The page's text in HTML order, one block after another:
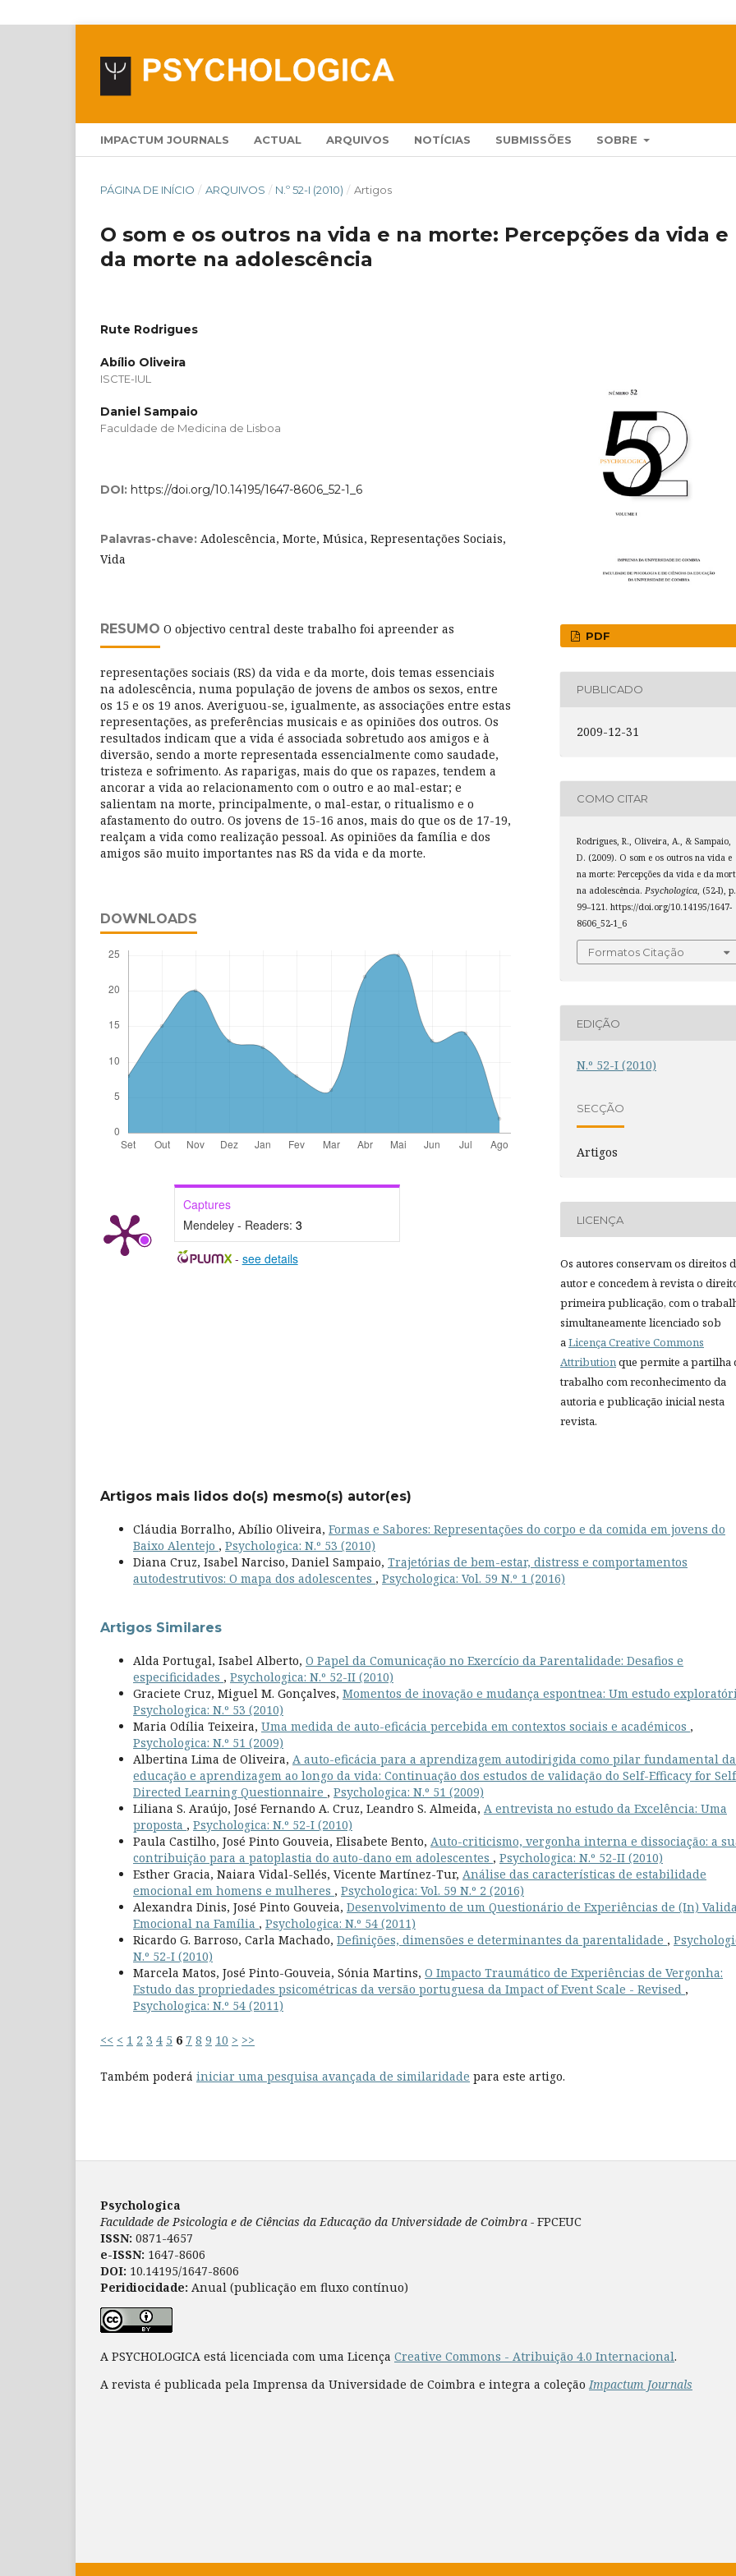
IMPACTUM JOURNALS ACTUAL ARQUIVOS NOTÍCIAS SUBMISSÕES SOBRE
PÁGINA DE INÍCIO / ARQUIVOS / N.º 52-I (2010) / Artigos
O som e os outros na vida e na morte: Percepções da vida e
da morte na adolescência
Rute Rodrigues
Abílio Oliveira
ISCTE-IUL
Daniel Sampaio
Faculdade de Medicina de Lisboa
DOI: https://doi.org/10.14195/1647-8606_52-1_6
Palavras-chave: Adolescência, Morte, Música, Representações Sociais,
Vida
RESUMO O objectivo central deste trabalho foi apreender as
representações sociais (RS) da vida e da morte, dois temas essenciais
na adolescência, numa população de jovens de ambos os sexos, entre
os 15 e os 19 anos. Averiguou-se, igualmente, as associações entre estas
representações, as preferências musicais e as opiniões dos outros. Os
resultados indicam que a vida é associada sobretudo aos amigos e à
diversão, sendo a morte representada essencialmente como saudade,
tristeza e sofrimento. As raparigas, mais do que os rapazes, tendem a
ancorar a vida ao relacionamento com o outro e ao mal-estar; e
salientam na morte, principalmente, o mal-estar, o ritualismo e o
afastamento do outro. Os jovens de 15-16 anos, mais do que os de 17-19,
realçam a vida como realização pessoal. As opiniões da família e dos
amigos são muito importantes nas RS da vida e da morte.
DOWNLOADS
Captures
Mendeley - Readers: 3
- see details
PDF
PUBLICADO
2009-12-31
COMO CITAR
Rodrigues, R., Oliveira, A., & Sampaio,
D. (2009). O som e os outros na vida e
na morte: Percepções da vida e da
na adolescência. Psychologica , (52-I), p.
99–121. https://doi.org/10.14195/1647-
8606_52-1_6
Formatos Citação
EDIÇÃO
N.º 52-I (2010)
SECÇÃO
Artigos
LICENÇA
Os autores conservam os direitos
autor e concedem à revista o
primeira publicação, com o
simultaneamente licenciado sob
aLicença Creative Commons
Attributionque permite a partilha
trabalho com reconhecimento da
autoria e publicação inicial nesta
revista.
Artigos mais lidos do(s) mesmo(s) autor(es)
Cláudia Borralho, Abílio Oliveira, Formas e Sabores: Representações do corpo e da comida em jovens do
Baixo Alentejo , Psychologica: N.º 53 (2010)
Diana Cruz, Isabel Narciso, Daniel Sampaio, Trajetórias de bem-estar, distress e comportamentos
autodestrutivos: O mapa dos adolescentes , Psychologica: Vol. 59 N.º 1 (2016)
Artigos Similares
Alda Portugal, Isabel Alberto, O Papel da Comunicação no Exercício da Parentalidade: Desafios e
especificidades , Psychologica: N.º 52-II (2010)
Graciete Cruz, Miguel M. Gonçalves, Momentos de inovação e mudança espontnea: Um estudo
Psychologica: N.º 53 (2010)
Maria Odília Teixeira, Uma medida de auto-eficácia percebida em contextos sociais e académicos ,
Psychologica: N.º 51 (2009)
Albertina Lima de Oliveira, A auto-eficácia para a aprendizagem autodirigida como pilar fundamental da
educação e aprendizagem ao longo da vida: Continuação dos estudos de validação do Self-Efficacy for
Directed Learning Questionnaire , Psychologica: N.º 51 (2009)
Liliana S. Araújo, José Fernando A. Cruz, Leandro S. Almeida, A entrevista no estudo da Excelência: Uma
proposta , Psychologica: N.º 52-I (2010)
Paula Castilho, José Pinto Gouveia, Elisabete Bento, Auto-criticismo, vergonha interna e dissociação: a
contribuição para a patoplastia do auto-dano em adolescentes , Psychologica: N.º 52-II (2010)
Esther Gracia, Naiara Vidal-Sellés, Vicente Martínez-Tur, Análise das características de estabilidade
emocional em homens e mulheres , Psychologica: Vol. 59 N.º 2 (2016)
Alexandra Dinis, José Pinto Gouveia, Desenvolvimento de um Questionário de Experiências de (In)
Emocional na Família , Psychologica: N.º 54 (2011)
Ricardo G. Barroso, Carla Machado, Definições, dimensões e determinantes da parentalidade ,
N.º 52-I (2010)
Marcela Matos, José Pinto-Gouveia, Sónia Martins, O Impacto Traumático de Experiências de Vergonha:
Estudo das propriedades psicométricas da versão portuguesa da Impact of Event Scale - Revised ,
Psychologica: N.º 54 (2011)
<< < 1 2 3 4 5 6 7 8 9 10 > >>
Também poderá iniciar uma pesquisa avançada de similaridade para este artigo.
Psychologica
Faculdade de Psicologia e de Ciências da Educação da Universidade de Coimbra - FPCEUC
ISSN: 0871-4657
e-ISSN: 1647-8606
DOI: 10.14195/1647-8606
Peridiocidade: Anual (publicação em fluxo contínuo)
A PSYCHOLOGICA está licenciada com uma Licença Creative Commons - Atribuição 4.0 Internacional.
A revista é publicada pela Imprensa da Universidade de Coimbra e integra a coleçãoImpactum Journals